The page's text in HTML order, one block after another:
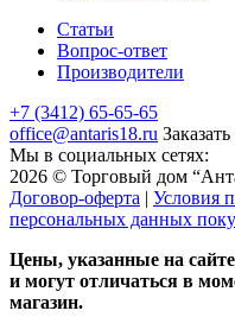
Статьи
Вопрос-ответ
Производители
+7 (3412) 65-65-65
office@antaris18.ru
Мы в социальных сетях:
2026 © Торговый дом
Договор-оферта | Условия
персональных данных
Цены, указанные на
и могут отличаться в
магазин.